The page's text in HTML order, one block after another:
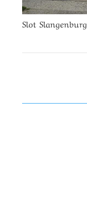
Slot Slangenburg